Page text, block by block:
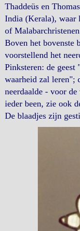
Thaddeüs en
India (Kerala), waar
of
Boven het bovenste
voorstellend het
Pinksteren: de
waarheid zal leren";
neerdaalde - voor
ieder been, zie ook
De blaadjes zijn